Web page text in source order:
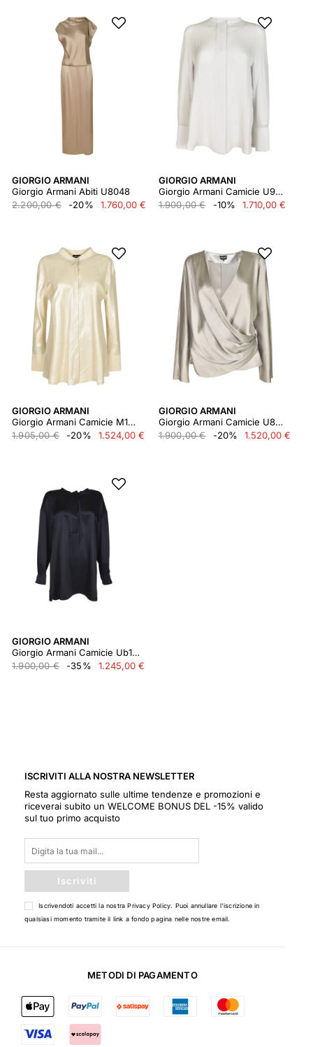
GIORGIO ARMANI
Giorgio Armani Abiti U8048
2.200,00 €
-20% 1.760,00 €
GIORGIO ARMANI
Giorgio Armani Camicie U9306
1.900,00 €
-10% 1.710,00 €
GIORGIO ARMANI
Giorgio Armani Camicie M1020
1.905,00 €
-20% 1.524,00 €
GIORGIO ARMANI
Giorgio Armani Camicie U8045
1.900,00 €
-20% 1.520,00 €
GIORGIO ARMANI
Giorgio Armani Camicie Ub110
1.900,00 €
-35% 1.245,00 €
ISCRIVITI ALLA NOSTRA NEWSLETTER
Resta aggiornato sulle ultime tendenze e promozioni e
riceverai subito un WELCOME BONUS DEL -15% valido
sul tuo primo acquisto
Iscriviti
Iscrivendoti accetti la nostraPrivacy Policy . Puoi annullare l'iscrizione in
qualsiasi momento tramite il link a fondo pagina nelle nostre email.
METODI DI PAGAMENTO